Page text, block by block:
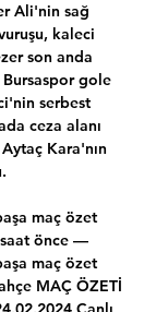
Ali'nin sağ
kaleci
son anda
gole
serbest
ceza alanı
Kara'nın
maç özet
saat önce —
maç özet
MAÇ ÖZETİ